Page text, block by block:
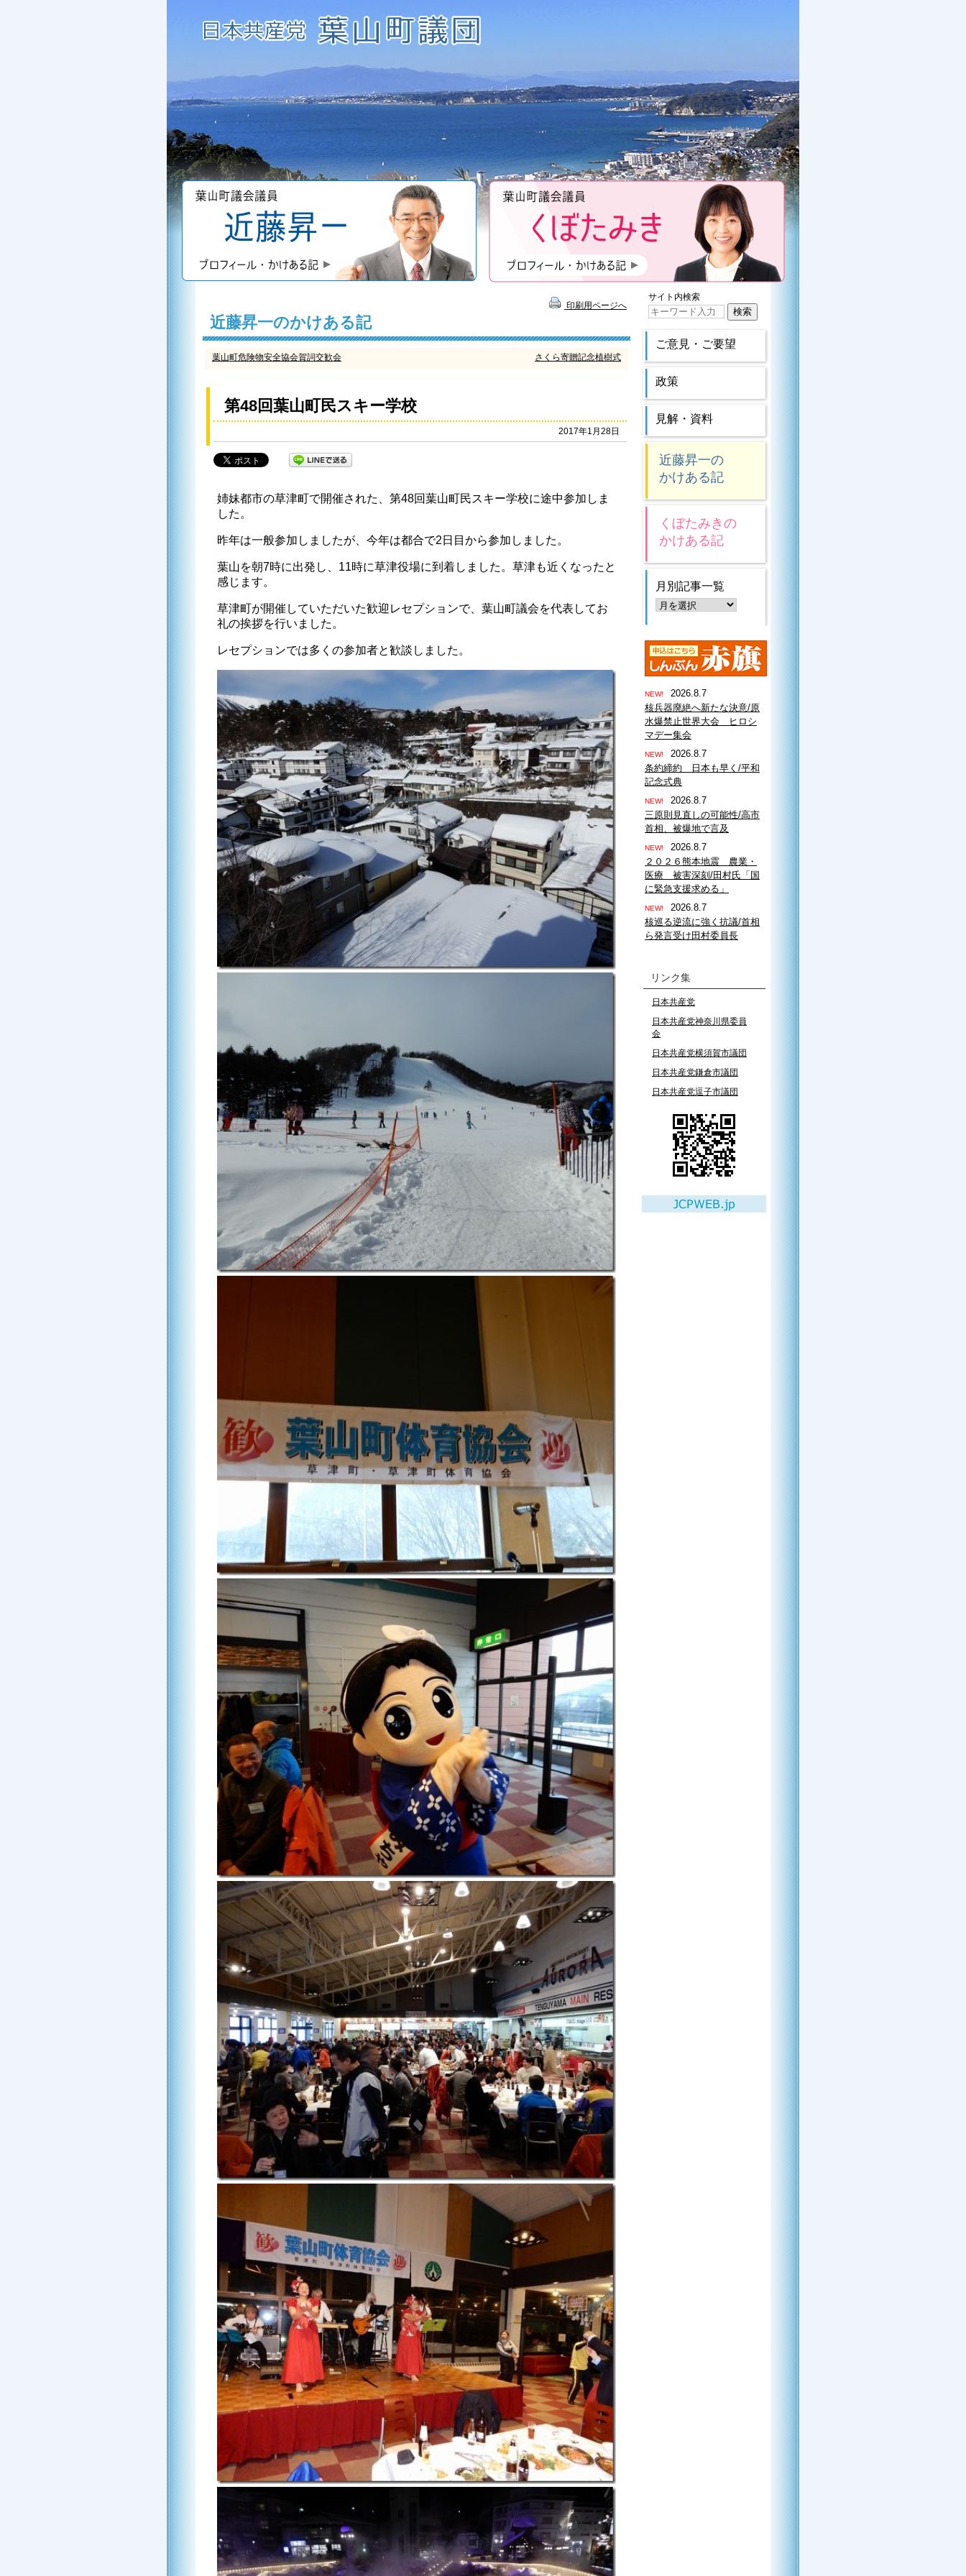
近藤昇一のプロフィール くぼたみきのプロフィール
印刷用ページへ
近藤昇一のかけある記
葉山町危険物安全協会賀詞交歓会 さくら寄贈記念植樹式
第48回葉山町民スキー学校
2017年1月28日
姉妹都市の草津町で開催された、第48回葉山町民スキー学校に途中参加しま
した。
昨年は一般参加しましたが、今年は都合で2日目から参加しました。
葉山を朝7時に出発し、11時に草津役場に到着しました。草津も近くなったと
感じます。
草津町が開催していただいた歓迎レセプションで、葉山町議会を代表してお
礼の挨拶を行いました。
レセプションでは多くの参加者と歓談しました。
サイト内検索
ご意見・ご要望
政策
見解・資料
近藤昇一の
かけある記
くぼたみきの
かけある記
月別記事一覧
NEW!
2026.8.7
核兵器廃絶へ新たな決意/原
水爆禁止世界大会 ヒロシ
マデー集会
NEW!
2026.8.7
条約締約 日本も早く/平和
記念式典
NEW!
2026.8.7
三原則見直しの可能性/高市
首相、被爆地で言及
NEW!
2026.8.7
２０２６熊本地震 農業・
医療 被害深刻/田村氏「国
に緊急支援求める」
NEW!
2026.8.7
核巡る逆流に強く抗議/首相
ら発言受け田村委員長
リンク集
日本共産党
日本共産党神奈川県委員
会
日本共産党横須賀市議団
日本共産党鎌倉市議団
日本共産党逗子市議団